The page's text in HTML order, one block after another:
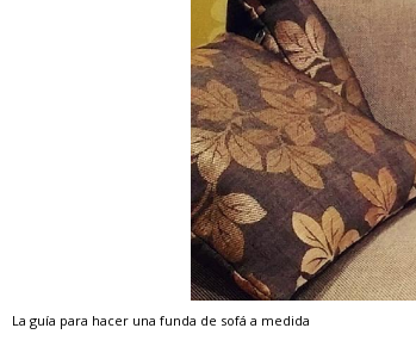
La guía para hacer una funda de sofá a medida